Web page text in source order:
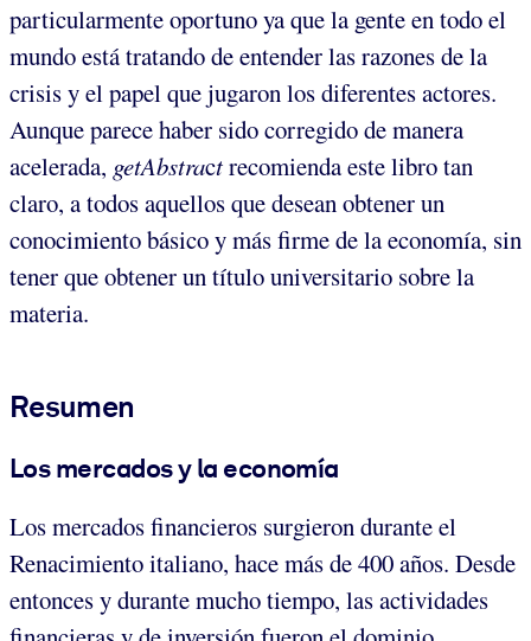
particularmente oportuno ya que la gente en todo el
mundo está tratando de entender las razones de la
crisis y el papel que jugaron los diferentes actores.
Aunque parece haber sido corregido de manera
acelerada, getAbstractrecomienda este libro tan
claro, a todos aquellos que desean obtener un
conocimiento básico y más firme de la economía, sin
tener que obtener un título universitario sobre la
materia.
Resumen
Los mercados y la economía
Los mercados financieros surgieron durante el
Renacimiento italiano, hace más de 400 años. Desde
entonces y durante mucho tiempo, las actividades